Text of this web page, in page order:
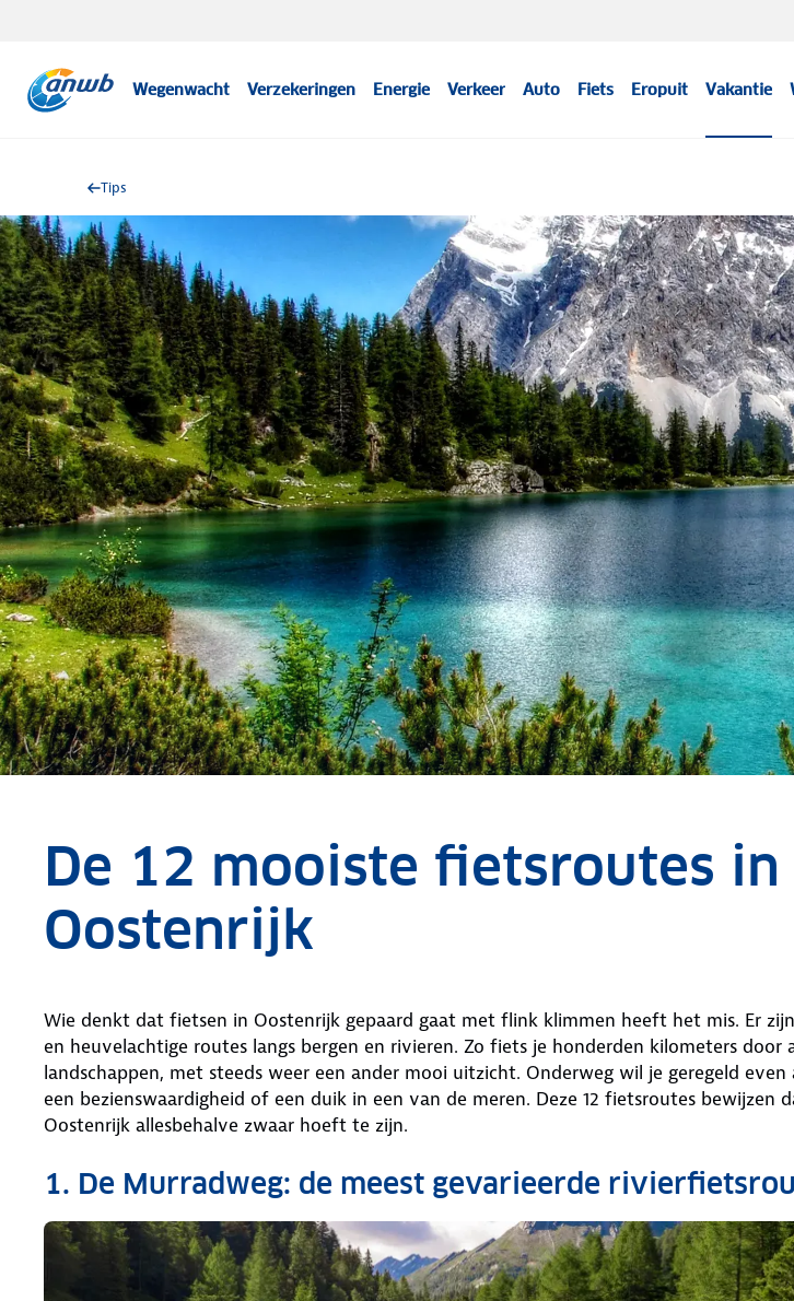
Wegenwacht Verzekeringen Energie Verkeer Auto Fiets Eropuit Vakantie
Tips
De 12 mooiste fietsroutes in
Oostenrijk
Wie denkt dat fietsen in Oostenrijk gepaard gaat met flink klimmen heeft het mis. Er
en heuvelachtige routes langs bergen en rivieren. Zo fiets je honderden kilometers door
landschappen, met steeds weer een ander mooi uitzicht. Onderweg wil je geregeld
een bezienswaardigheid of een duik in een van de meren. Deze 12 fietsroutes bewijzen
Oostenrijk allesbehalve zwaar hoeft te zijn.
1. De Murradweg: de meest gevarieerde